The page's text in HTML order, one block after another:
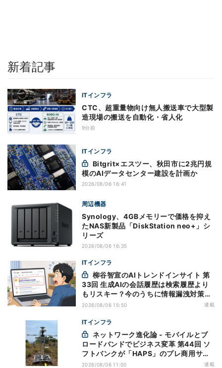
新着記事
ITインフラ
CTC、超重量物向け無人搬送車で大型製
造現場の搬送を自動化・省人化
9分前
ITインフラ
模のAIデータセンター建設を計画か
2026/08/06 16:41
周辺機器
Synology、4GBメモリーで価格を抑え
たNAS新製品「DiskStation neo+」シ
リーズ
2026/08/06 16:35
ITインフラ
33回 生成AIの会話履歴は検索履歴より
もリスキー？今のうちに情報漏洩対策を
万全にしておこう
2026/08/06 15:50 連載
ITインフラ
ロードバンドでビジネス変革 第44回 ソ
フトバンクが「HAPS」のプレ商用サー
ビス開始を表明、本格的な商用展開のめ
2026/08/06 11:00 連載